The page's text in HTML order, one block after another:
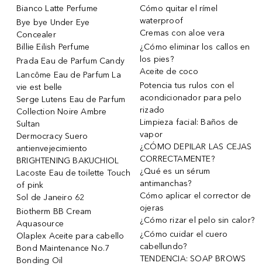
Bianco Latte Perfume
Bye bye Under Eye
Concealer
Billie Eilish Perfume
Prada Eau de Parfum Candy
Lancôme Eau de Parfum La
vie est belle
Serge Lutens Eau de Parfum
Collection Noire Ambre
Sultan
Dermocracy Suero
antienvejecimiento
BRIGHTENING BAKUCHIOL
Lacoste Eau de toilette Touch
of pink
Sol de Janeiro 62
Biotherm BB Cream
Aquasource
Olaplex Aceite para cabello
Bond Maintenance No.7
Bonding Oil
Cómo quitar el rímel
waterproof
Cremas con aloe vera
¿Cómo eliminar los callos en
los pies?
Aceite de coco
Potencia tus rulos con el
acondicionador para pelo
rizado
Limpieza facial: Baños de
vapor
¿CÓMO DEPILAR LAS CEJAS
CORRECTAMENTE?
¿Qué es un sérum
antimanchas?
Cómo aplicar el corrector de
ojeras
¿Cómo rizar el pelo sin calor?
¿Cómo cuidar el cuero
cabellundo?
TENDENCIA: SOAP BROWS